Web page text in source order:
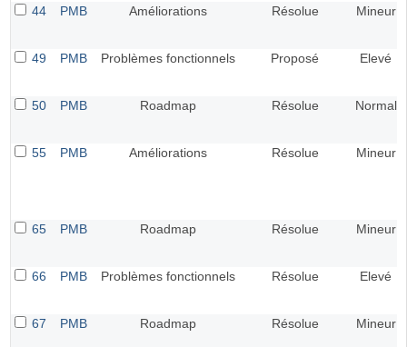
44 PMB Améliorations Résolue Mineur
49 PMB Problèmes fonctionnels Proposé Elevé
50 PMB Roadmap Résolue Normal
55 PMB Améliorations Résolue Mineur
65 PMB Roadmap Résolue Mineur
66 PMB Problèmes fonctionnels Résolue Elevé
67 PMB Roadmap Résolue Mineur